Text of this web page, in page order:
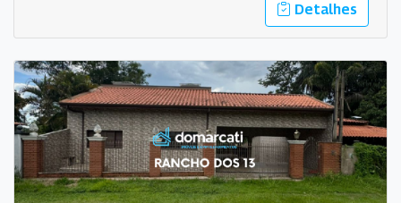
Detalhes